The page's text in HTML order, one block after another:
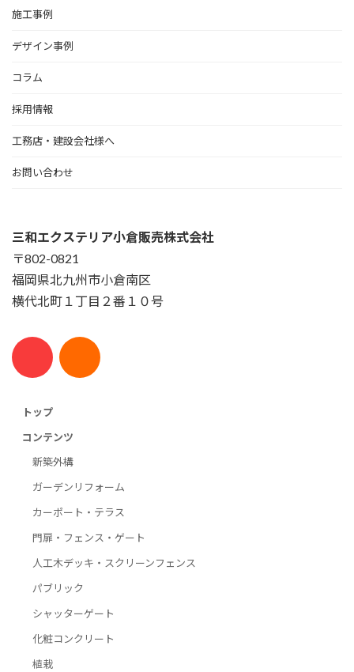
施工事例
デザイン事例
コラム
採用情報
工務店・建設会社様へ
お問い合わせ
三和エクステリア小倉販売株式会社
〒802-0821
福岡県北九州市小倉南区
横代北町１丁目２番１０号
トップ
コンテンツ
新築外構
ガーデンリフォーム
カーポート・テラス
門扉・フェンス・ゲート
人工木デッキ・スクリーンフェンス
パブリック
シャッターゲート
化粧コンクリート
植栽